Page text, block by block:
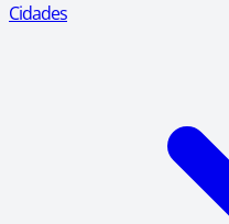
Cidades